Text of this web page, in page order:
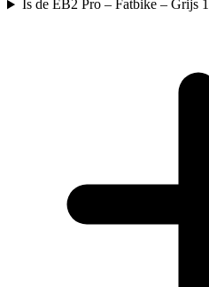
Is de EB2 Pro – Fatbike – Grijs